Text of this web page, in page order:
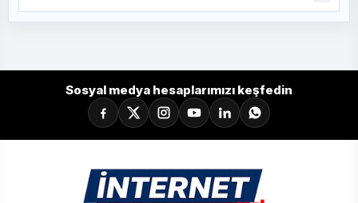
Sosyal medya hesaplarımızı keşfedin